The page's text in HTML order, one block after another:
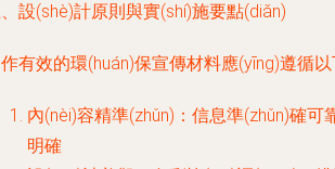
設(shè)計原則與實(shí)施要點(diǎn)
有效的環(huán)保宣傳材料應(yīng)遵循以
內(nèi)容精準(zhǔn)：信息準(zhǔn)確可
明確